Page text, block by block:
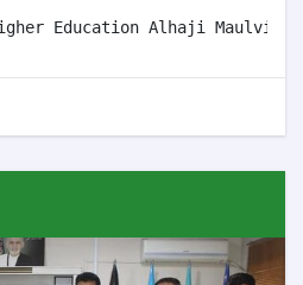
Education Alhaji Maulvi